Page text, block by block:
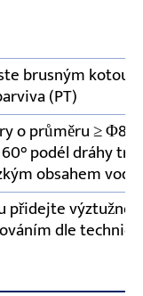
brusným
(PT)
o průměru ≥ Φ8
podél dráhy
obsahem
přidejte
dle